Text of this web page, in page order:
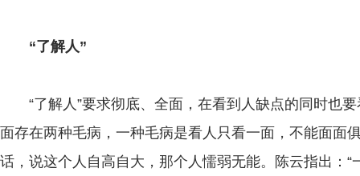
“了解人”
“了解人”要求彻底、全面，在看到人缺点的同时也要
面存在两种毛病，一种毛病是看人只看一面，不能面面
话，说这个人自高自大，那个人懦弱无能。陈云指出：